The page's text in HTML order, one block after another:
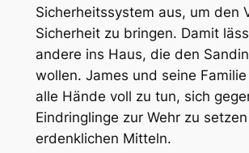
Sicherheitssystem aus, um den
Sicherheit zu bringen. Damit
andere ins Haus, die den
wollen. James und seine
alle Hände voll zu tun, sich
Eindringlinge zur Wehr zu
erdenklichen Mitteln.